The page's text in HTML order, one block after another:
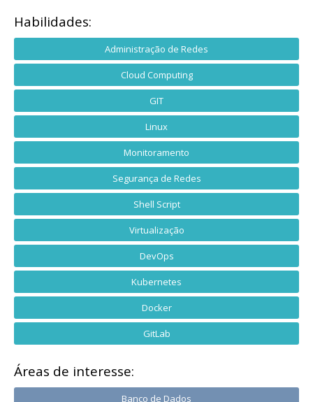
Habilidades:
Administração de Redes
Cloud Computing
GIT
Linux
Monitoramento
Segurança de Redes
Shell Script
Virtualização
DevOps
Kubernetes
Docker
GitLab
Áreas de interesse:
Banco de Dados